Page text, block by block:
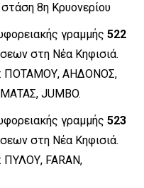
8η Κρυονερίου
γραμμής 522
στη Νέα Κηφισιά.
ΠΟΤΑΜΟΥ, ΑΗΔΟΝΟΣ,
JUMBO.
γραμμής 523
στη Νέα Κηφισιά.
ΠΥΛΟΥ, FARAN,